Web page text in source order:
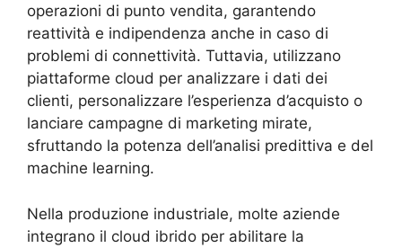
operazioni di punto vendita, garantendo
reattività e indipendenza anche in caso di
problemi di connettività. Tuttavia, utilizzano
piattaforme cloud per analizzare i dati dei
clienti, personalizzare l’esperienza d’acquisto o
lanciare campagne di marketing mirate,
sfruttando la potenza dell’analisi predittiva e del
machine learning.
Nella produzione industriale, molte aziende
integrano il cloud ibrido per abilitare la